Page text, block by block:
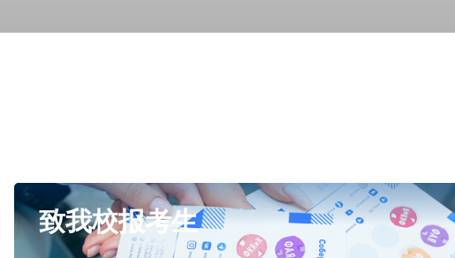
致我校报考生